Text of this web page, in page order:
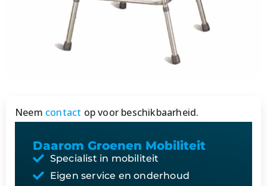
Neem contact op voor beschikbaarheid.
Daarom Groenen Mobiliteit
Specialist in mobiliteit
Eigen service en onderhoud